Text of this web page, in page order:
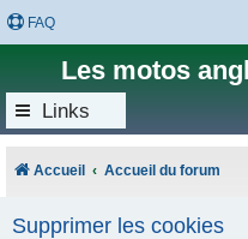
FAQ
Les motos
Links
Accueil Accueil du forum
Supprimer les cookies